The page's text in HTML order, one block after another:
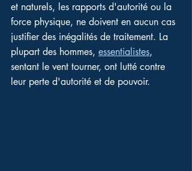
et naturels, les rapports d'autorité ou la
force physique, ne doivent en aucun cas
justifier des inégalités de traitement. La
plupart des hommes, essentialistes,
sentant le vent tourner, ont lutté contre
leur perte d'autorité et de pouvoir.